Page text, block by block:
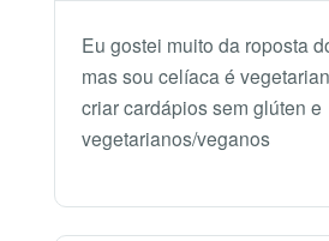
Eu gostei muito da roposta
mas sou celíaca é
criar cardápios sem glúten e
vegetarianos/veganos